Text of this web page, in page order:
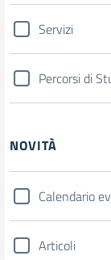
Servizi
Percorsi di
NOVITÀ
Calendario
Articoli